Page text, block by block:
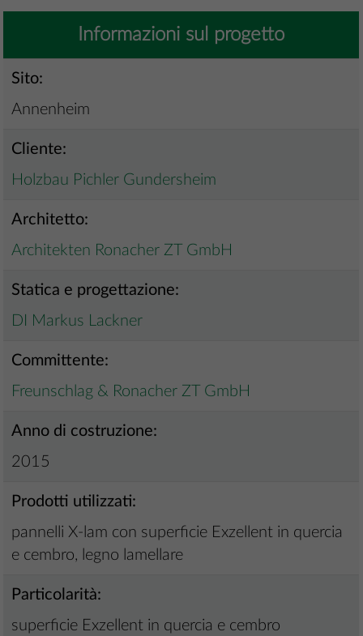
Informazioni sul progetto
Sito:
Annenheim
Cliente:
Holzbau Pichler Gundersheim
Architetto:
Architekten Ronacher ZT GmbH
Statica e progettazione:
DI Markus Lackner
Committente:
Freunschlag & Ronacher ZT GmbH
Anno di costruzione:
2015
Prodotti utilizzati:
pannelli X-lam con superficie Exzellent in quercia
e cembro, legno lamellare
Particolarità:
superficie Exzellent in quercia e cembro